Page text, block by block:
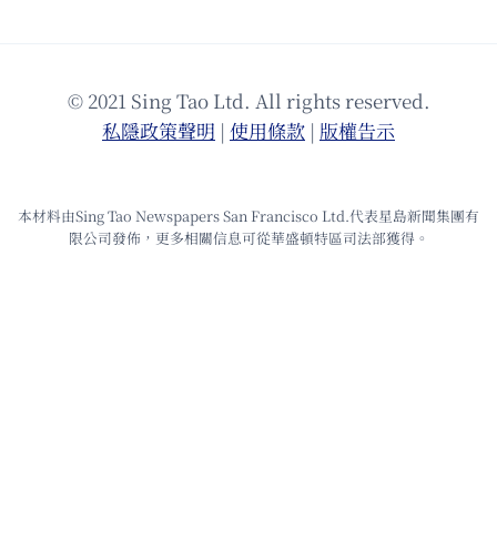
© 2021 Sing Tao Ltd. All rights reserved.
私隱政策聲明 | 使⽤條款 | 版權告⽰
本材料由Sing Tao Newspapers San Francisco Ltd.代表星島新聞集團有
限公司發佈，更多相關信息可從華盛頓特區司法部獲得。